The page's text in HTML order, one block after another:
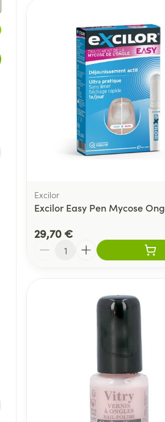
pour ajuster les valeurs
Excilor
Excilor Easy Pen Mycose
29,70 €
Quantité